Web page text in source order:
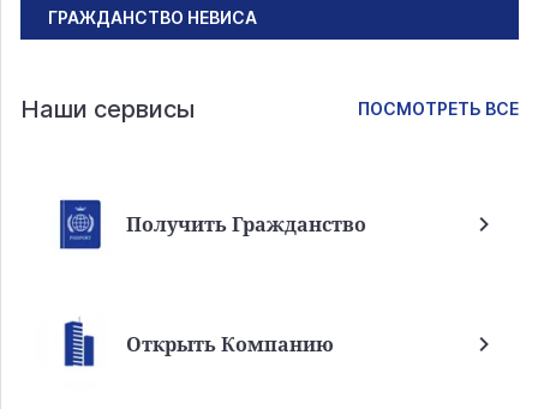
ГРАЖДАНСТВО НЕВИСА
Наши сервисы ПОСМОТРЕТЬ ВСЕ
Получить Гражданство
Открыть Компанию